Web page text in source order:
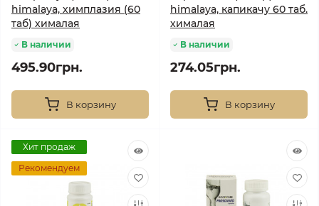
himalaya, химплазия (60
таб) хималая
В наличии
495.90грн.
В корзину
himalaya, капикачу 60 таб.
хималая
В наличии
274.05грн.
В корзину
Хит продаж
Рекомендуем